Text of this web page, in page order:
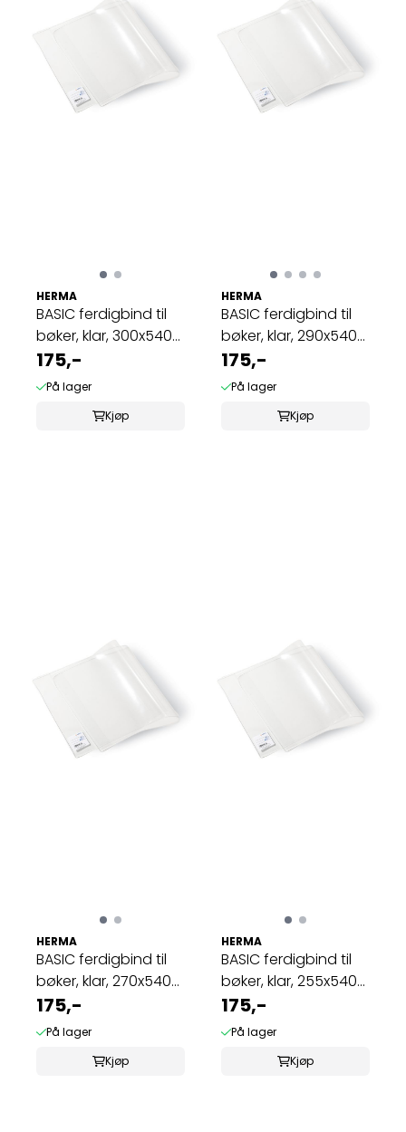
HERMA
BASIC ferdigbind til
bøker, klar, 300x540
mm (10 ...
175,-
På lager
Kjøp
HERMA
BASIC ferdigbind til
bøker, klar, 290x540
mm (10 ...
175,-
På lager
Kjøp
HERMA
BASIC ferdigbind til
bøker, klar, 270x540
mm (10 ...
175,-
På lager
Kjøp
HERMA
BASIC ferdigbind til
bøker, klar, 255x540
mm (10 ...
175,-
På lager
Kjøp